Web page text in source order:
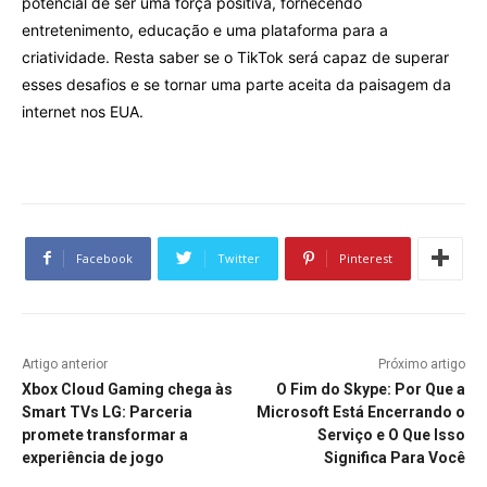
entretenimento, educação e uma plataforma para a
criatividade. Resta saber se o TikTok será capaz de superar
esses desafios e se tornar uma parte aceita da paisagem da
internet nos EUA.
Facebook Twitter Pinterest
Artigo anterior
Xbox Cloud Gaming chega às
Smart TVs LG: Parceria
promete transformar a
experiência de jogo
Próximo artigo
O Fim do Skype: Por Que a
Microsoft Está Encerrando o
Serviço e O Que Isso
Significa Para Você